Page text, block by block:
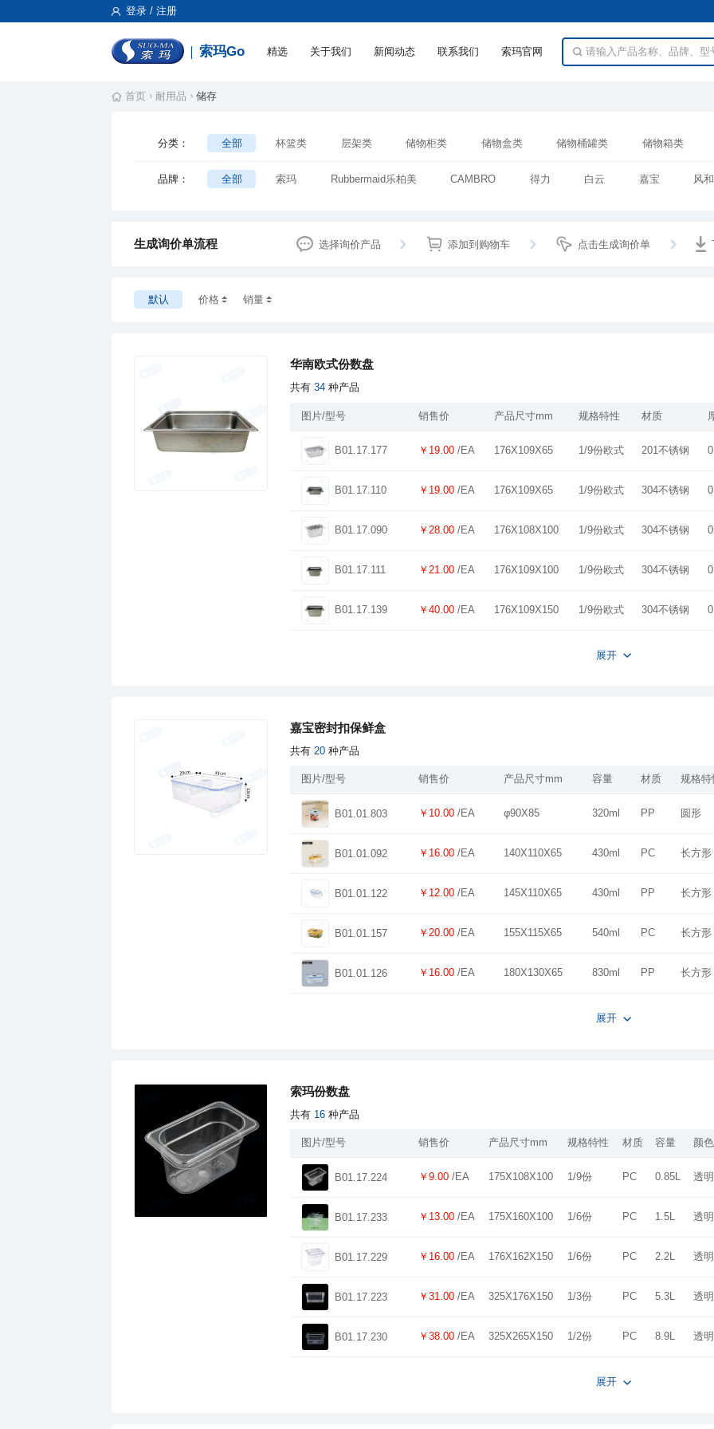
登录 / 注册
索玛Go 精选 关于我们 新闻动态 联系我们 索玛官网
首页 耐用品 储存
分类： 全部 杯篮类 层架类 储物柜类 储物盒类 储物桶罐类 储物箱类
其他储存类 周转箱筐类
品牌： 全部 索玛 Rubbermaid乐柏美 CAMBRO 得力 白云 嘉宝 风
惠好佳 华亨 凤冠 多派 启发 ANKOU安扣
顺发
厂制品
生成询价单流程 选择询价产品 添加到购物车 点击生成询价单
默认 价格 销量
华南欧式份数盘
共有 34 种产品
图片/型号 销售价 产品尺寸mm 规格特性 材质
B01.17.177 ￥19.00 /EA 176X109X65 1/9份欧式 201不锈钢
B01.17.110 ￥19.00 /EA 176X109X65 1/9份欧式 304不锈钢
B01.17.090 ￥28.00 /EA 176X108X100 1/9份欧式 304不锈钢
B01.17.111 ￥21.00 /EA 176X109X100 1/9份欧式 304不锈钢
B01.17.139 ￥40.00 /EA 176X109X150 1/9份欧式 304不锈钢
展开
嘉宝密封扣保鲜盒
共有 20 种产品
图片/型号 销售价 产品尺寸mm 容量 材质 规格特
B01.01.803 ￥10.00 /EA φ90X85 320ml PP 圆形
B01.01.092 ￥16.00 /EA 140X110X65 430ml PC 长方形
B01.01.122 ￥12.00 /EA 145X110X65 430ml PP 长方形
B01.01.157 ￥20.00 /EA 155X115X65 540ml PC 长方形
B01.01.126 ￥16.00 /EA 180X130X65 830ml PP 长方形
展开
索玛份数盘
共有 16 种产品
图片/型号 销售价 产品尺寸mm 规格特性 材质 容量 颜色
B01.17.224 ￥9.00 /EA 175X108X100 1/9份 PC 0.85L 透明
B01.17.233 ￥13.00 /EA 175X160X100 1/6份 PC 1.5L 透明
B01.17.229 ￥16.00 /EA 176X162X150 1/6份 PC 2.2L 透明
B01.17.223 ￥31.00 /EA 325X176X150 1/3份 PC 5.3L 透明
B01.17.230 ￥38.00 /EA 325X265X150 1/2份 PC 8.9L 透明
展开